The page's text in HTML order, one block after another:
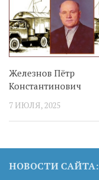
Железнов Пётр
Константинович
7 ИЮЛЯ, 2025
НОВОСТИ САЙТА: